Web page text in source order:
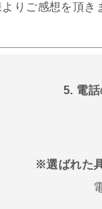
りご感想を頂き
5. 電話
※選ばれた